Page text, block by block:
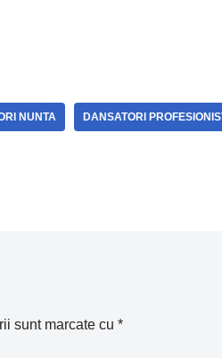
NUNTA DANSATORI
sunt marcate cu*